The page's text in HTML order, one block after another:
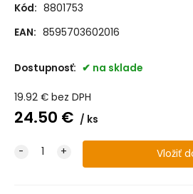
Kód: 8801753
EAN: 8595703602016
Dostupnosť: na sklade
19.92€ bez DPH
24.50 € ks